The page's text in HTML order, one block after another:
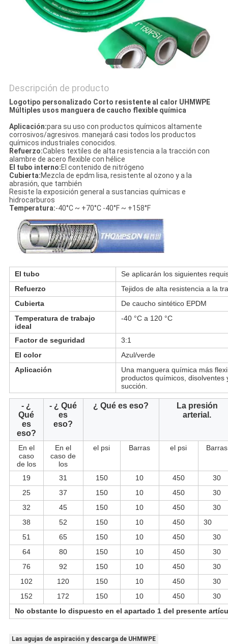
PRIVACY
Descripción de producto
Logotipo personalizado Corto resistente al calor UHMWPE
Múltiples usos manguera de caucho flexible química
Aplicación:para su uso con productos químicos altamente
corrosivos/agresivos. manejará casi todos los productos
químicos industriales conocidos.
Refuerzo:Cables textiles de alta resistencia a la tracción con
alambre de acero flexible con hélice
El tubo interno:El contenido de nitrógeno
Cubierta:Mezcla de epdm lisa, resistente al ozono y a la
abrasión, que también
Resiste la exposición general a sustancias químicas e
hidrocarburos
Temperatura:-40°C ~ +70°C -40°F ~ +158°F
El tubo
Se aplicarán los siguientes
Refuerzo
Tejidos de alta resistencia a la
Cubierta
De caucho sintético EPDM
Temperatura de trabajo
ideal
-40 °C a 120 °C
Factor de seguridad
3:1
El color
Azul/verde
Aplicación
Una manguera química más
productos químicos,
succión.
- ¿
Qué
es
eso?
- ¿ Qué
es
eso?
¿ Qué es eso?
La presión
arterial.
En el
caso
de los
En el
caso de
los
el psi Barras el psi Barras
19 31 150 10 450
30
25
37 150 10 450
30
32
45 150 10 450
30
38
52 150 10 450
30
51
65 150 10 450
30
64
80 150 10 450
30
76
92 150 10 450
30
102
120 150 10 450
30
152
172 150 10 450
30
No obstante lo dispuesto en el apartado 1 del presente
Las agujas de aspiración y descarga de UHMWPE